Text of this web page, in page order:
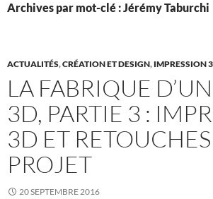
Archives par mot-clé : Jérémy Taburchi
ACTUALITÉS,CRÉATION ET DESIGN, IMPRESSION
LA FABRIQUE
3D, PARTIE 3 :
3D ET
PROJET
20 SEPTEMBRE 2016